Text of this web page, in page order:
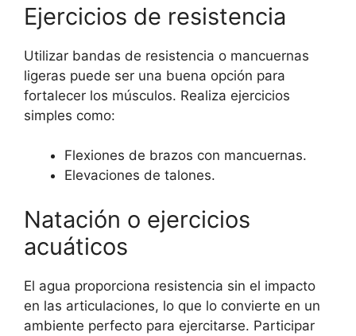
Ejercicios de resistencia
Utilizar bandas de resistencia o mancuernas
ligeras puede ser una buena opción para
fortalecer los músculos. Realiza ejercicios
simples como:
Flexiones de brazos con mancuernas.
Elevaciones de talones.
Natación o ejercicios
acuáticos
El agua proporciona resistencia sin el impacto
en las articulaciones, lo que lo convierte en un
ambiente perfecto para ejercitarse. Participar